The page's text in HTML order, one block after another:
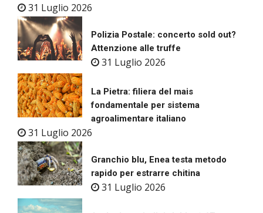
31 Luglio 2026
Polizia Postale: concerto sold out?
Attenzione alle truffe
31 Luglio 2026
La Pietra: filiera del mais
fondamentale per sistema
agroalimentare italiano
31 Luglio 2026
Granchio blu, Enea testa metodo
rapido per estrarre chitina
31 Luglio 2026